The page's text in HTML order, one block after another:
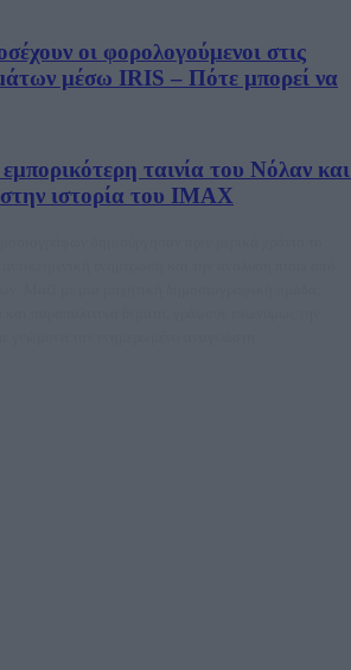
οι φορολογούμενοι στις
μέσω IRIS – Πότε μπορεί να
ταινία του Νόλαν
ιστορία του IMAX